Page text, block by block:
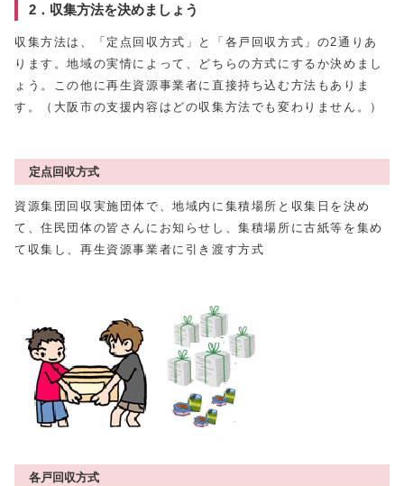
2．収集方法を決めましょう
収集方法は、「定点回収方式」と「各戸回収方式」の2通りあ
ります。地域の実情によって、どちらの方式にするか決めまし
ょう。この他に再生資源事業者に直接持ち込む方法もありま
す。（大阪市の支援内容はどの収集方法でも変わりません。）
定点回収方式
資源集団回収実施団体で、地域内に集積場所と収集日を決め
て、住民団体の皆さんにお知らせし、集積場所に古紙等を集め
て収集し、再生資源事業者に引き渡す方式
各戸回収方式